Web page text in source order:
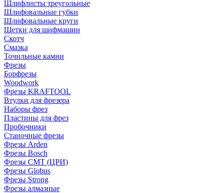
Шлифлисты треугольные
Шлифовальные губки
Шлифовальные круги
Щетки для шифмашин
Скотч
Смазка
Точильные камни
Фрезы
Борфрезы
Woodwork
Фрезы KRAFTOOL
Втулки для фрезера
Наборы фрез
Пластины для фрез
Пробочники
Станочные фрезы
Фрезы Arden
Фрезы Bosch
Фрезы CMT (ЦРИ)
Фрезы Globus
Фрезы Strong
Фрезы алмазные